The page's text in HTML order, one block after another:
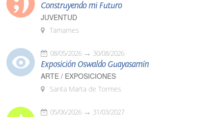
Construyendo mi Futuro
JUVENTUD
Tamames
08/05/2026 30/08/2026
Exposición Oswaldo Guayasamín
ARTE / EXPOSICIONES
Santa Marta de Tormes
05/06/2026 31/03/2027